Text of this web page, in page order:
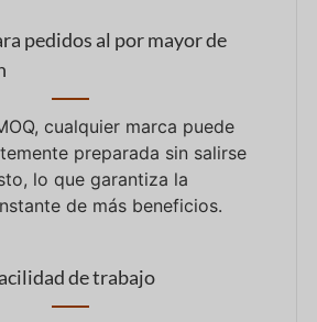
pedidos al por mayor de
cualquier marca puede
preparada sin salirse
lo que garantiza la
de más beneficios.
de trabajo